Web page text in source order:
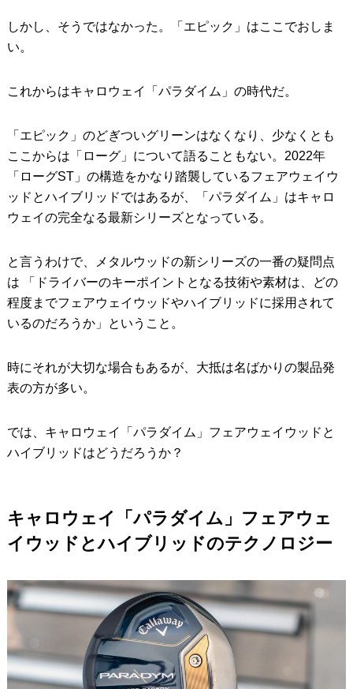
しかし、そうではなかった。「エピック」はここでおしま
い。
これからはキャロウェイ「パラダイム」の時代だ。
「エピック」のどぎついグリーンはなくなり、少なくとも
ここからは「ローグ」について語ることもない。2022年
「ローグST」の構造をかなり踏襲しているフェアウェイウ
ッドとハイブリッドではあるが、「パラダイム」はキャロ
ウェイの完全なる最新シリーズとなっている。
と言うわけで、メタルウッドの新シリーズの一番の疑問点
は 「ドライバーのキーポイントとなる技術や素材は、どの
程度までフェアウェイウッドやハイブリッドに採用されて
いるのだろうか」ということ。
時にそれが大切な場合もあるが、大抵は名ばかりの製品発
表の方が多い。
では、キャロウェイ「パラダイム」フェアウェイウッドと
ハイブリッドはどうだろうか？
キャロウェイ「パラダイム」フェアウェ
イウッドとハイブリッドのテクノロジー